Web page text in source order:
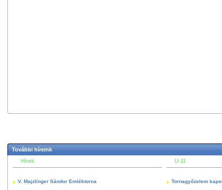
További híreink
Hírek
V. Majzlinger Sándor Emléktorna
U-11
Tornagyőzelem